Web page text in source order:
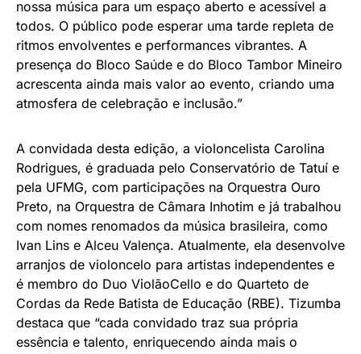
nossa música para um espaço aberto e acessível a
todos. O público pode esperar uma tarde repleta de
ritmos envolventes e performances vibrantes. A
presença do Bloco Saúde e do Bloco Tambor Mineiro
acrescenta ainda mais valor ao evento, criando uma
atmosfera de celebração e inclusão.”
A convidada desta edição, a violoncelista Carolina
Rodrigues, é graduada pelo Conservatório de Tatuí e
pela UFMG, com participações na Orquestra Ouro
Preto, na Orquestra de Câmara Inhotim e já trabalhou
com nomes renomados da música brasileira, como
Ivan Lins e Alceu Valença. Atualmente, ela desenvolve
arranjos de violoncelo para artistas independentes e
é membro do Duo ViolãoCello e do Quarteto de
Cordas da Rede Batista de Educação (RBE). Tizumba
destaca que “cada convidado traz sua própria
essência e talento, enriquecendo ainda mais o